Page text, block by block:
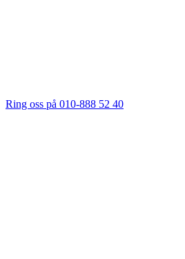
Ring oss på 010-888 52 40